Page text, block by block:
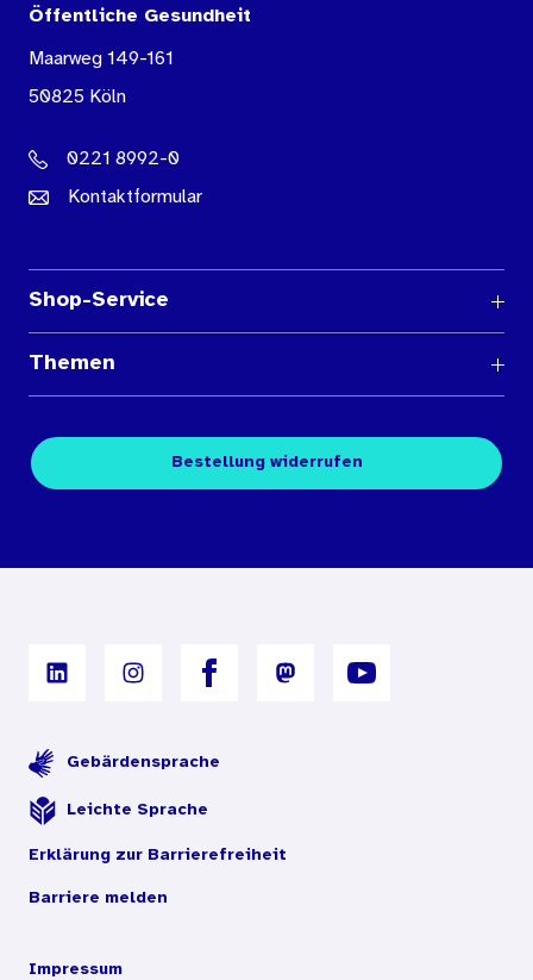
Öffentliche Gesundheit
Maarweg 149-161
50825 Köln
0221 8992-0
Kontaktformular
Shop-Service
Medienübersichten
Kontakt
Themen
Fachpublikationen
Digitales Archiv
Bestellung widerrufen
Gebärdensprache
Leichte Sprache
Erklärung zur Barrierefreiheit
Barriere melden
Impressum